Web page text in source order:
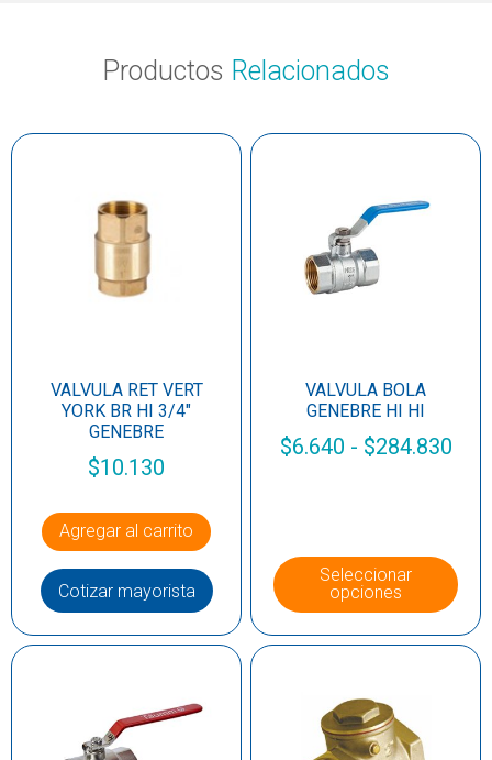
Productos Relacionados
VALVULA RET VERT
YORK BR HI 3/4″
GENEBRE
$10.130
Agregar al carrito
Cotizar mayorista
VALVULA BOLA
GENEBRE HI HI
$6.640 - $284.830
Seleccionar
opciones